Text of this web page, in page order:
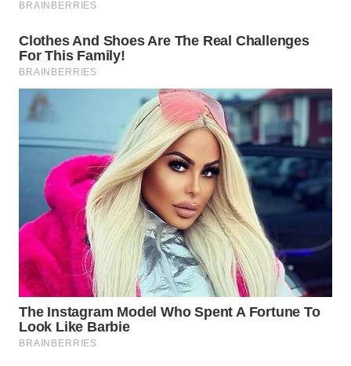
TV
WAHANANEWS
ID
WAHANANEWS
WAHANANEWS
NET
WAHANA
SPORT
WAHANA
UMKM
WAHANA